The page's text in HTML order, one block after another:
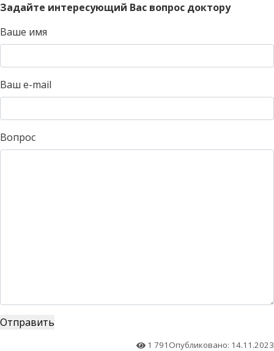
Задайте интересующий Вас вопрос доктору
Ваше имя
Ваш e-mail
Вопрос
1 791 Опубликовано: 14.11.2023